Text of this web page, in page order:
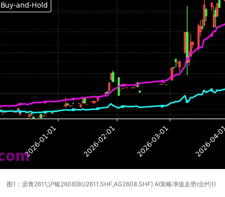
图1：沥青2611,沪银2608[BU2611.SHF,AG2608.SHF] AI策略净值走势(合约1)